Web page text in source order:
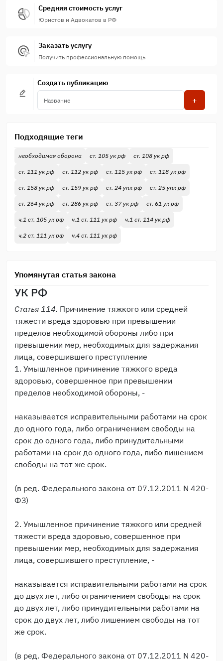
Средняя стоимость услуг
Юристов и Адвокатов в РФ
Заказать услугу
Получить профессиональную помощь
Создать публикацию
+
Подходящие теги
необходимая оборона ст. 105 ук рф ст. 108 ук рф
ст. 111 ук рф ст. 112 ук рф ст. 115 ук рф ст. 118 ук рф
ст. 158 ук рф ст. 159 ук рф ст. 24 упк рф ст. 25 упк рф
ст. 264 ук рф ст. 286 ук рф ст. 37 ук рф ст. 61 ук рф
ч.1 ст. 105 ук рф ч.1 ст. 111 ук рф ч.1 ст. 114 ук рф
ч.2 ст. 111 ук рф ч.4 ст. 111 ук рф
Упомянутая статья закона
УК РФ
Статья 114. Причинение тяжкого или средней
тяжести вреда здоровью при превышении
пределов необходимой обороны либо при
превышении мер, необходимых для задержания
лица, совершившего преступление
1. Умышленное причинение тяжкого вреда
здоровью, совершенное при превышении
пределов необходимой обороны, -
наказывается исправительными работами на срок
до одного года, либо ограничением свободы на
срок до одного года, либо принудительными
работами на срок до одного года, либо лишением
свободы на тот же срок.
(в ред. Федерального закона от 07.12.2011 N 420-
ФЗ)
2. Умышленное причинение тяжкого или средней
тяжести вреда здоровью, совершенное при
превышении мер, необходимых для задержания
лица, совершившего преступление, -
наказывается исправительными работами на срок
до двух лет, либо ограничением свободы на срок
до двух лет, либо принудительными работами на
срок до двух лет, либо лишением свободы на тот
же срок.
(в ред. Федерального закона от 07.12.2011 N 420-